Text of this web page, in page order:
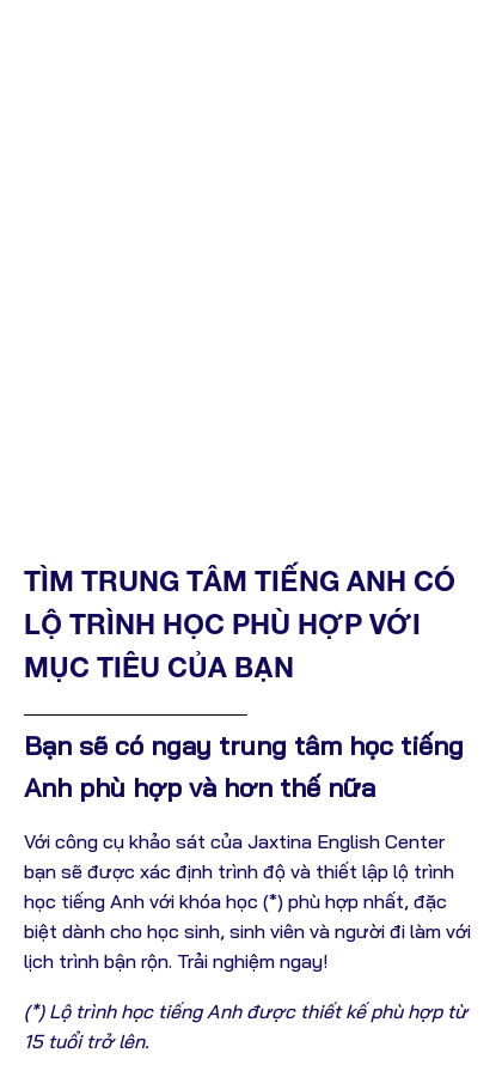
Bạn sẽ có ngay trung tâm học tiếng
Anh phù hợp và hơn thế nữa
Với công cụ khảo sát của Jaxtina English Center
bạn sẽ được xác định trình độ và thiết lập lộ trình
học tiếng Anh với khóa học (*) phù hợp nhất, đặc
biệt dành cho học sinh, sinh viên và người đi làm với
lịch trình bận rộn. Trải nghiệm ngay!
TÌM TRUNG TÂM TIẾNG ANH CÓ
LỘ TRÌNH HỌC PHÙ HỢP VỚI
MỤC TIÊU CỦA BẠN
(*) Lộ trình học tiếng Anh được thiết kế phù hợp từ
15 tuổi trở lên.